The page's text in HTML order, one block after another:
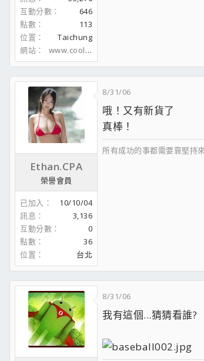
互動分數
646
點數
113
位置
Taichung
網站
www.coolaler.com
Ethan.CPA
榮譽會員
已加入
10/10/04
訊息
3,136
互動分數
0
點數
36
位置
台北
8/31/06
哦！又有新貨了
真棒！
所有成功的事都需要靠堅持
8/31/06
我有這個...猜猜看誰?